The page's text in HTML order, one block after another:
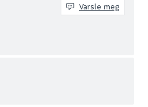
Varsle meg